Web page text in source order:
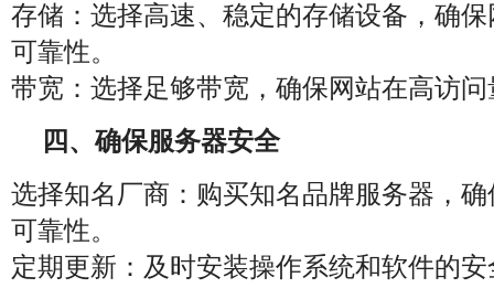
存储：选择高速、稳定的存储设备，确
可靠性。
带宽：选择足够带宽，确保网站在高访
四、确保服务器安全
选择知名厂商：购买知名品牌服务器，
可靠性。
定期更新：及时安装操作系统和软件的